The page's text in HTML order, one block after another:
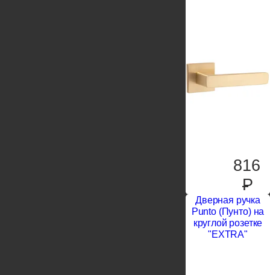
816
P
Дверная ручка
Punto (Пунто) на
круглой розетке
"EXTRA"